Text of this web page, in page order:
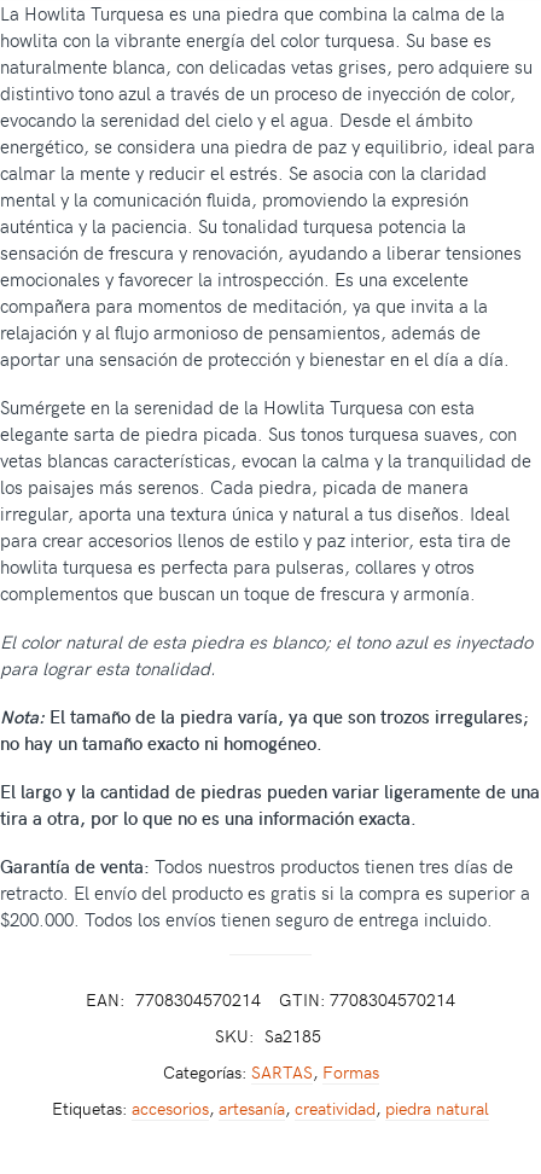
La Howlita Turquesa es una piedra que combina la calma de la
howlita con la vibrante energía del color turquesa. Su base es
naturalmente blanca, con delicadas vetas grises, pero adquiere su
distintivo tono azul a través de un proceso de inyección de color,
evocando la serenidad del cielo y el agua. Desde el ámbito
energético, se considera una piedra de paz y equilibrio, ideal para
calmar la mente y reducir el estrés. Se asocia con la claridad
mental y la comunicación fluida, promoviendo la expresión
auténtica y la paciencia. Su tonalidad turquesa potencia la
sensación de frescura y renovación, ayudando a liberar tensiones
emocionales y favorecer la introspección. Es una excelente
compañera para momentos de meditación, ya que invita a la
relajación y al flujo armonioso de pensamientos, además de
aportar una sensación de protección y bienestar en el día a día.
Sumérgete en la serenidad de la Howlita Turquesa con esta
elegante sarta de piedra picada. Sus tonos turquesa suaves, con
vetas blancas características, evocan la calma y la tranquilidad de
los paisajes más serenos. Cada piedra, picada de manera
irregular, aporta una textura única y natural a tus diseños. Ideal
para crear accesorios llenos de estilo y paz interior, esta tira de
howlita turquesa es perfecta para pulseras, collares y otros
complementos que buscan un toque de frescura y armonía.
El color natural de esta piedra es blanco; el tono azul es inyectado
para lograr esta tonalidad.
Nota: El tamaño de la piedra varía, ya que son trozos irregulares;
no hay un tamaño exacto ni homogéneo.
El largo y la cantidad de piedras pueden variar ligeramente de una
tira a otra, por lo que no es una información exacta.
Garantía de venta: Todos nuestros productos tienen tres días de
retracto. El envío del producto es gratis si la compra es superior a
$200.000. Todos los envíos tienen seguro de entrega incluido.
EAN: 7708304570214
GTIN: 7708304570214
SKU: Sa2185
Categorías: SARTAS, Formas
Etiquetas: accesorios, artesanía, creatividad, piedra natural